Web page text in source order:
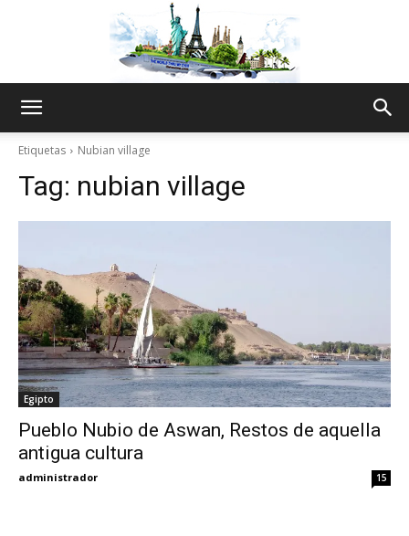
World
My
Etiquetas Nubian village
Tag: nubian village
Egipto
Pueblo Nubio de Aswan, Restos de aquella
antigua cultura
administrador 15